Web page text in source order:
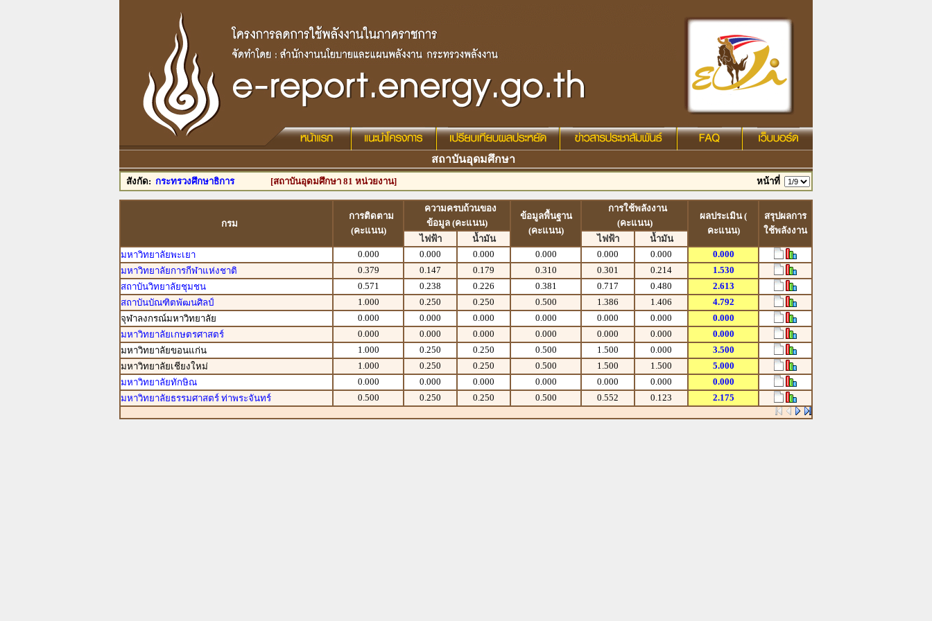
สถาบันอุดมศึกษา
สังกัด: กระทรวงศึกษาธิการ [สถาบันอุดมศึกษา 81 หน่วยงาน] หน้าที่
กรม
การติดตาม
(คะแนน)
ความครบถ้วนของ
ข้อมูล (คะแนน)
ข้อมูลพื้นฐาน
(คะแนน)
การใช้พลังงาน
(คะแนน)
ผลประเมิน (
คะแนน)
สรุปผลการ
ใช้พลังงาน
ไฟฟ้า
น้ำมัน ไฟฟ้า
น้ำมัน
มหาวิทยาลัยพะเยา
0.000 0.000 0.000 0.000 0.000 0.000
0.000
มหาวิทยาลัยการกีฬาแห่งชาติ
0.379 0.147 0.179 0.310 0.301 0.214
1.530
สถาบันวิทยาลัยชุมชน
0.571 0.238 0.226 0.381 0.717 0.480
2.613
สถาบันบัณฑิตพัฒนศิลป์
1.000 0.250 0.250 0.500 1.386 1.406
4.792
จุฬาลงกรณ์มหาวิทยาลัย
0.000 0.000 0.000 0.000 0.000 0.000
0.000
มหาวิทยาลัยเกษตรศาสตร์
0.000 0.000 0.000 0.000 0.000 0.000
0.000
มหาวิทยาลัยขอนแก่น
1.000 0.250 0.250 0.500 1.500 0.000
3.500
มหาวิทยาลัยเชียงใหม่
1.000 0.250 0.250 0.500 1.500 1.500
5.000
มหาวิทยาลัยทักษิณ
0.000 0.000 0.000 0.000 0.000 0.000
0.000
มหาวิทยาลัยธรรมศาสตร์ ท่าพระจันทร์
0.500 0.250 0.250 0.500 0.552 0.123 2.175